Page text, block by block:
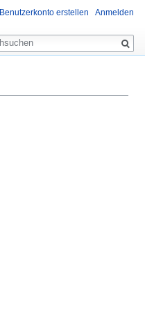
Benutzerkonto erstellen Anmelden